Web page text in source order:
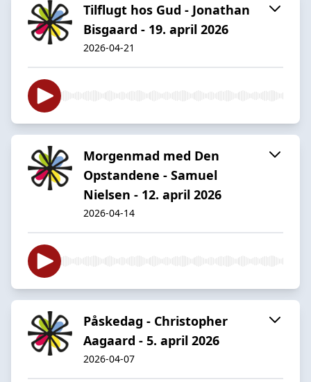
Tilflugt hos Gud - Jonathan
Bisgaard - 19. april 2026
2026-04-21
Morgenmad med Den
Opstandene - Samuel
Nielsen - 12. april 2026
2026-04-14
Påskedag - Christopher
Aagaard - 5. april 2026
2026-04-07